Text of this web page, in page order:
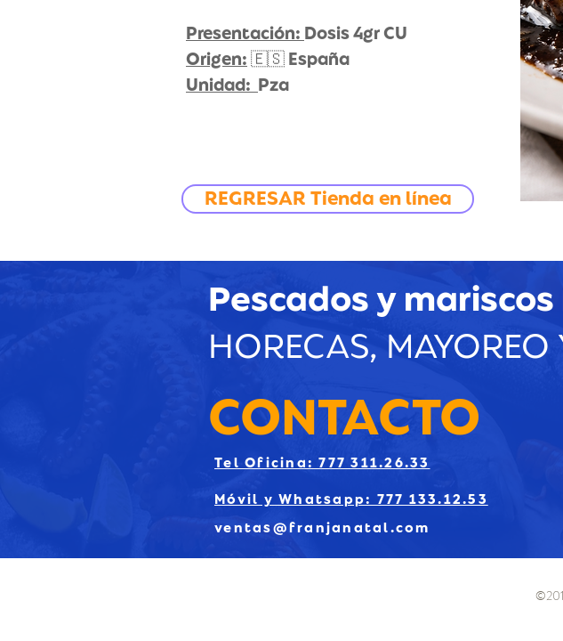
Presentación: Dosis 4gr CU
Origen: 🇪🇸 España
Unidad:
Pza
REGRESAR Tienda en línea
Pescados y mariscos
HORECAS, MAYOREO
CONTACTO
Tel Oficina: 777 311.26.33
Móvil y Whatsapp: 777 133.12.53
ventas@franjanatal.com